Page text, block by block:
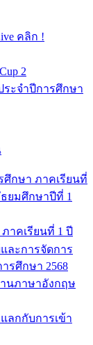
ละการจัดการ
คลิก !
2
ะจำปีการศึกษา
ศึกษา ภาคเรียนที่
ยมศึกษาปีที่ 1
าคเรียนที่ 1 ปี
รศึกษา 2568
นภาษาอังกฤษ
ลกกับการเข้า